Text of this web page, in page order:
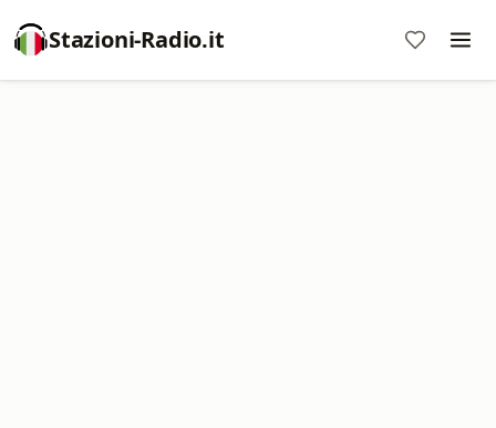
Stazioni-Radio.it